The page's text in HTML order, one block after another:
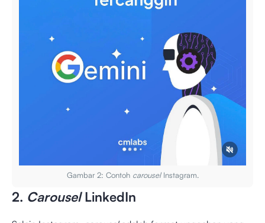
Gambar 2: Contoh carousel Instagram.
2. CarouselLinkedIn